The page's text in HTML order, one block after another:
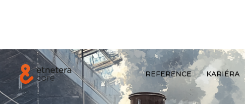
REFERENCE KARIÉRA